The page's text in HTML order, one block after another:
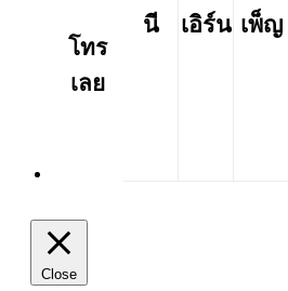
โทร
เลย
นี
เอิร์น เพ็ญ
Close